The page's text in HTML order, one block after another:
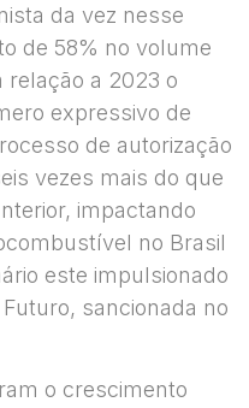
da vez nesse
de 58% no volume
relação a 2023 o
expressivo de
de autorização
vezes mais do que
impactando
no Brasil
este impulsionado
sancionada no
o crescimento